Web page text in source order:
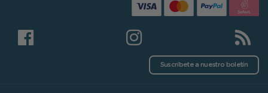
Suscríbete a nuestro boletín